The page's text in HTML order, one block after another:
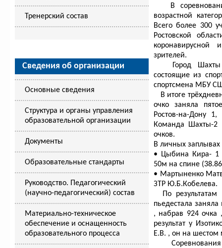
Тренерский состав
Сведения об организации
Основные сведения
Структура и органы управления
образовательной организации
Документы
Образовательные стандарты
Руководство. Педагогический
(научно-педагогический) состав
Материально-техническое
обеспечение и оснащенность
образовательного процесса
В
возрастной
Всего более 300
Ростовской
коронавирусной
зрителей.
Город Шахты
состоящие из
спортсмена МБУ
В итоге
очко заняла
Ростов-на-Дону
Команда Шахты-2
очков.
В личных
• Цыбина Кира- 1
50м на спине
• Мартыненко
ЗТР Ю.Б.Кобелева.
По результатам
пьедестала
, набрав 924 очка
результат у
Е.В. , он на шестом